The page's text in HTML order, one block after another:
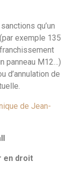
qu’un
exemple 135
panneau M12…)
d’annulation de
de Jean-
en droit